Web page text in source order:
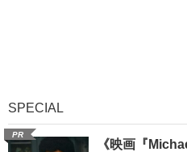
SPECIAL
PR
《映画『